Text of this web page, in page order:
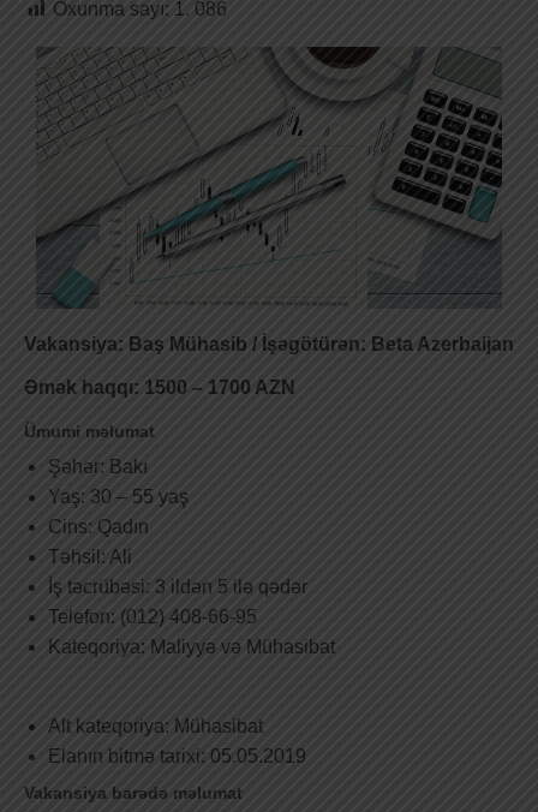
Oxunma sayı: 1. 086
Vakansiya: Baş Mühasib / İşəgötürən: Beta Azerbaijan
Əmək haqqı: 1500 – 1700 AZN
Ümumi məlumat
Şəhər: Bakı
Yaş: 30 – 55 yaş
Cins: Qadın
Təhsil: Ali
İş təcrübəsi: 3 ildən 5 ilə qədər
Telefon: (012) 408-66-95
Kateqoriya: Maliyyə və Mühasibat
Alt kateqoriya: Mühasibat
Elanın bitmə tarixi: 05.05.2019
Vakansiya barədə məlumat